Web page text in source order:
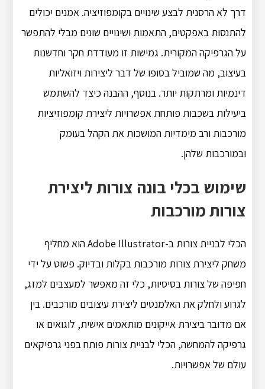
דרך לא הרסנית לבצע שינויים בקומפוזיציה. אמנים יכולים
להתנסות באפקטים, התאמות ושינויים שונים מבלי להתפשר
על הגרפיקה המקורית. גמישות זו מעודדת חקר וחדשנות
בעיצוב, מה שמוביל בסופו של דבר ליצירות ויזואליות
דינמיות ומרתקות יותר. בנוסף, ההבנה כיצד להשתמש
ביעילות בשכבות פותחת אפשרויות ליצירת קומפוזיציות
מורכבות ורב מימדיות המושכות את הקהל בעומק
ובמורכבות שלהן.
שימוש בכלי בונה צורות ליצירת
צורות מורכבות
הכלי לבניית צורות ב-Adobe Illustrator הוא מחליף
משחק ליצירת צורות מורכבות בקלות ובדיוק. פשוט על ידי
חפיפה של צורות בסיסיות, כלי זה מאפשר למעצבים למזג,
לגרוע ולחלק את האלמנטים ליצירת עיצובים מורכבים. בין
אם מדובר ביצירת אייקונים מותאמים אישית, לוגואים או
גרפיקה להמחשה, הכלי לבניית צורות פותח בפני גרפיקאים
עולם של אפשרויות.